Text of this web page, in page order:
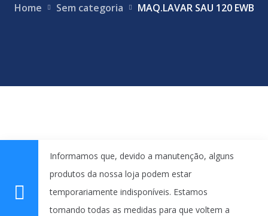
Home Sem categoria MAQ.LAVAR SAU 120 EWB
Informamos que, devido a manutenção, alguns
produtos da nossa loja podem estar
temporariamente indisponíveis. Estamos
tomando todas as medidas para que voltem a